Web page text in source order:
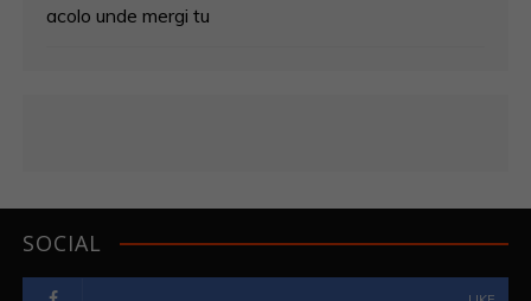
acolo unde mergi tu
SOCIAL